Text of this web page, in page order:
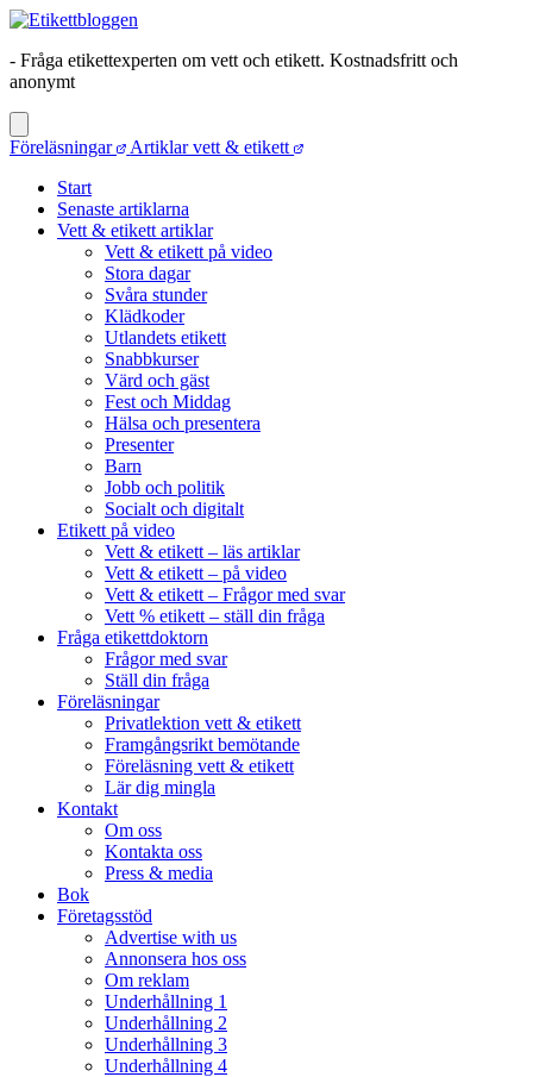
- Fråga etikettexperten om vett och etikett. Kostnadsfritt och
anonymt
Föreläsningar
Artiklar vett & etikett
Start
Senaste artiklarna
Vett & etikett artiklar
Vett & etikett på video
Stora dagar
Svåra stunder
Klädkoder
Utlandets etikett
Snabbkurser
Värd och gäst
Fest och Middag
Hälsa och presentera
Presenter
Barn
Jobb och politik
Socialt och digitalt
Etikett på video
Vett & etikett – läs artiklar
Vett & etikett – på video
Vett & etikett – Frågor med svar
Vett % etikett – ställ din fråga
Fråga etikettdoktorn
Frågor med svar
Ställ din fråga
Föreläsningar
Privatlektion vett & etikett
Framgångsrikt bemötande
Föreläsning vett & etikett
Lär dig mingla
Kontakt
Om oss
Kontakta oss
Press & media
Bok
Företagsstöd
Advertise with us
Annonsera hos oss
Om reklam
Underhållning 1
Underhållning 2
Underhållning 3
Underhållning 4